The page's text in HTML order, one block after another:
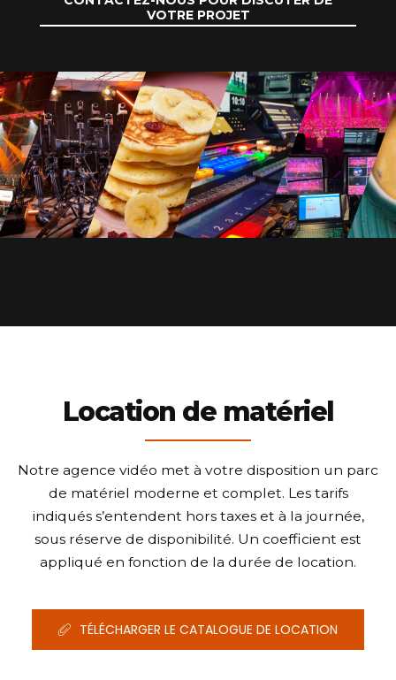
VOTRE PROJET
Location de matériel
Notre agence vidéo met à votre disposition un parc
de matériel moderne et complet. Les tarifs
indiqués s’entendent hors taxes et à la journée,
sous réserve de disponibilité. Un coefficient est
appliqué en fonction de la durée de location.
TÉLÉCHARGER LE CATALOGUE DE LOCATION